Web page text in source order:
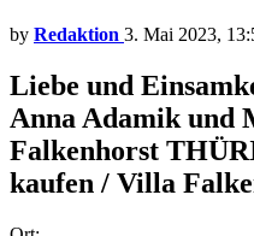
by Redaktion 3. Mai 2023,
Liebe und
Anna Adamik
Falkenhorst
kaufen / Villa